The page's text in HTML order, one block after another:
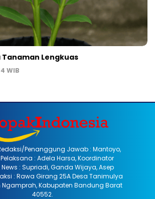
Lengkuas
WIB
Penanggung Jawab : Mantoyo,
: Adela Harsa, Koordinator
: Supriadi, Ganda Wijaya, Asep
: Rawa Girang 25A Desa Tanimulya
Kabupaten Bandung Barat
40552.